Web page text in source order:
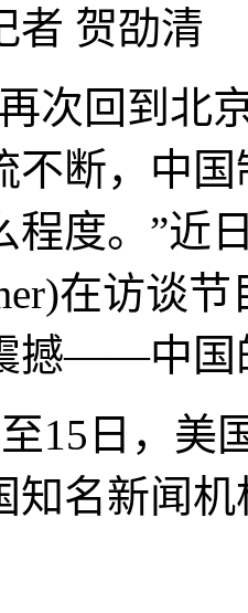
者 贺劭清
回到北京
不断，中
程度。”近
在访谈
撼——中国
日，美
知名新闻